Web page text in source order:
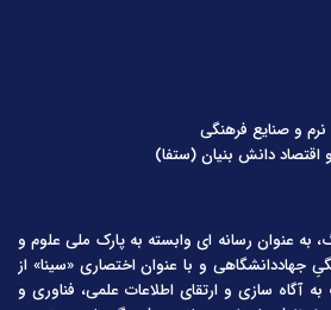
و صنایع فرهنگی
دانش بنیان (ستفا)
به عنوان رسانه ای وابسته به پارک ملی علوم و
جهاددانشگاهی و با عنوان اختصاری «سینا» از
کمک به آگاه سازی و ارتقای اطلاعات علمی، فناوری و